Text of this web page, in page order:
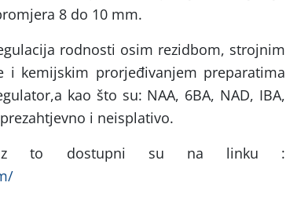
8 do 10 mm.
rodnosti osim rezidbom, strojnim
i kemijskim prorjeđivanjem preparatima
kao što su: NAA, 6BA, NAD, IBA,
i neisplativo.
uz to dostupni su na linku :